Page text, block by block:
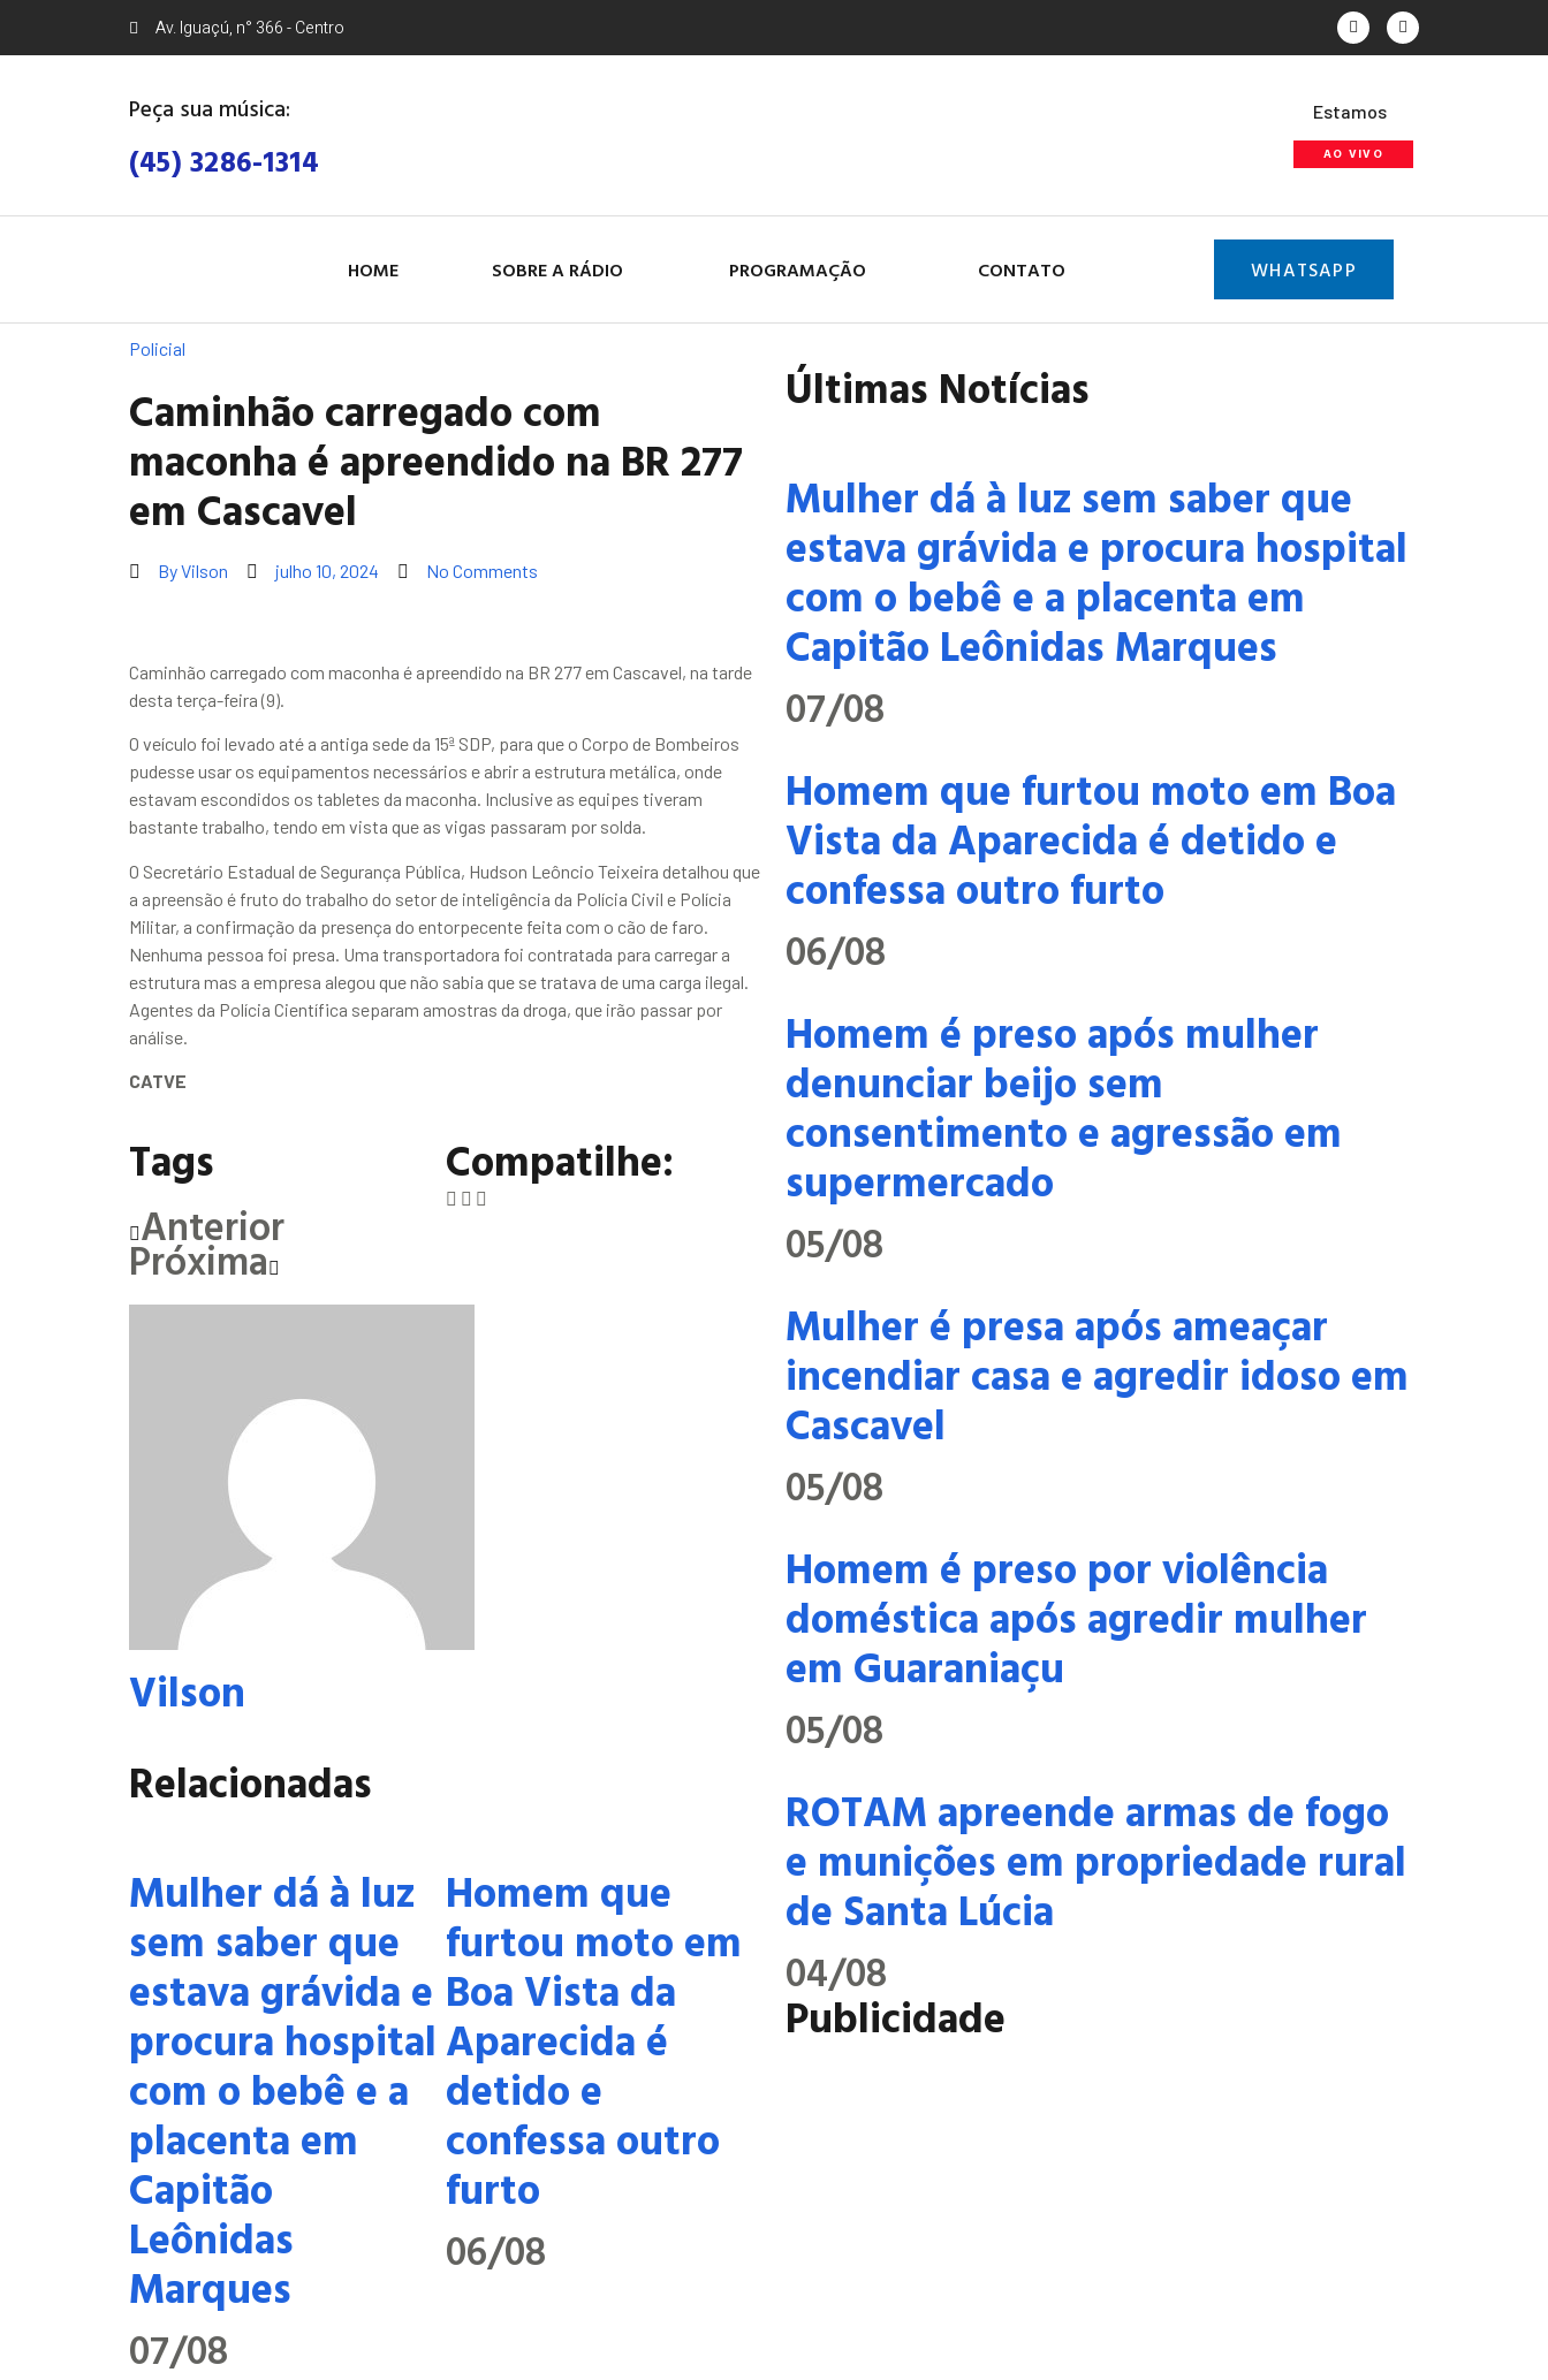
Av. Iguaçú, n° 366 - Centro
Peça sua música:
(45) 3286-1314
Estamos
AO VIVO
HOME SOBRE A RÁDIO PROGRAMAÇÃO CONTATO WHATSAPP
Policial
Caminhão carregado com
maconha é apreendido na BR 277
em Cascavel
ByVilson julho 10, 2024 No Comments
Caminhão carregado com maconha é apreendido na BR 277 em Cascavel, na tarde
desta terça-feira (9).
O veículo foi levado até a antiga sede da 15ª SDP, para que o Corpo de Bombeiros
pudesse usar os equipamentos necessários e abrir a estrutura metálica, onde
estavam escondidos os tabletes da maconha. Inclusive as equipes tiveram
bastante trabalho, tendo em vista que as vigas passaram por solda.
O Secretário Estadual de Segurança Pública, Hudson Leôncio Teixeira detalhou que
a apreensão é fruto do trabalho do setor de inteligência da Polícia Civil e Polícia
Militar, a confirmação da presença do entorpecente feita com o cão de faro.
Nenhuma pessoa foi presa. Uma transportadora foi contratada para carregar a
estrutura mas a empresa alegou que não sabia que se tratava de uma carga ilegal.
Agentes da Polícia Científica separam amostras da droga, que irão passar por
análise.
CATVE
Tags Compatilhe:
Anterior
Próxima
Vilson
Relacionadas
Mulher dá à luz
sem saber que
estava grávida e
procura hospital
com o bebê e a
placenta em
Capitão
Leônidas
Marques
07/08
Homem que
furtou moto em
Boa Vista da
Aparecida é
detido e
confessa outro
furto
06/08
Últimas Notícias
Mulher dá à luz sem saber que
estava grávida e procura hospital
com o bebê e a placenta em
Capitão Leônidas Marques
07/08
Homem que furtou moto em Boa
Vista da Aparecida é detido e
confessa outro furto
06/08
Homem é preso após mulher
denunciar beijo sem
consentimento e agressão em
supermercado
05/08
Mulher é presa após ameaçar
incendiar casa e agredir idoso em
Cascavel
05/08
Homem é preso por violência
doméstica após agredir mulher
em Guaraniaçu
05/08
ROTAM apreende armas de fogo
e munições em propriedade rural
de Santa Lúcia
04/08
Publicidade